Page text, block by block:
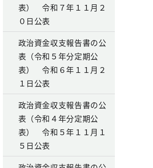
表） 令和７年１１月２
０日公表
政治資金収支報告書の公
表（令和５年分定期公
表） 令和６年１１月２
１日公表
政治資金収支報告書の公
表（令和４年分定期公
表） 令和５年１１月１
５日公表